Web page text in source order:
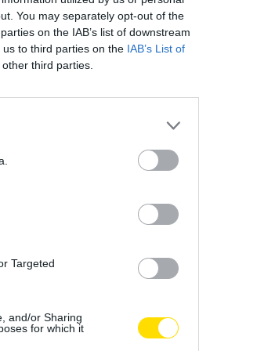
You may separately opt-out of the
on the IAB’s list of downstream
to third parties on the IAB’s List of
third parties.
Targeted
and/or Sharing
for which it
Subscrever
disse que
condizentes
o adversário.
seria um
de
uma
Famalicão:
na N14 na
4701 SHARES
preço do
de mota na